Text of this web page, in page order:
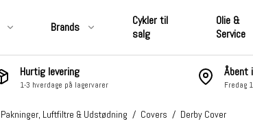
CLUB STYLE
Motordele, Covers, Pakninger,
Brands
Cykler til
salg
Olie &
Service
Hurtig levering
1-3 hverdage på lagervarer
Åbent
Fredag
Luftfiltre & Udstødning / Covers / Derby Cover